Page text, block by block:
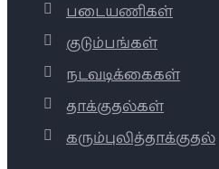
படையணிகள்
குடும்பங்கள்
நடவடிக்கைகள்
தாக்குதல்கள்
கரும்புலித்தாக்குதல்